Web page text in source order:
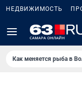
НЕДВИЖИМОСТЬ
Как меняется рыба в